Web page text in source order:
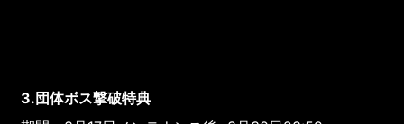
3.団体ボス撃破特典